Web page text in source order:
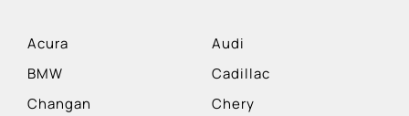
Acura
Audi
BMW
Cadillac
Changan
Chery